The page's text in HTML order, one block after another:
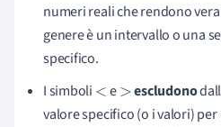
numeri reali che rendono
genere è un intervallo o una
specifico.
I simboli < e> escludono
valore specifico (o i valori)